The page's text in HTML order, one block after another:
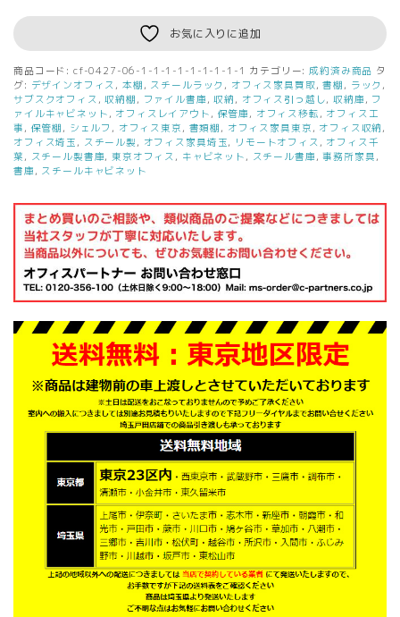
お気に入りに追加
商品コード: cf-0427-06-1-1-1-1-1-1-1-1-1 カテゴリー: 成約済み商品 タ
グ: デザインオフィス , 本棚 , スチールラック , オフィス家具買取,書棚 , ラック ,
サブスクオフィス ,収納棚 , ファイル書庫 ,収納 , オフィス引っ越し,収納庫 , フ
ァイルキャビネット , オフィスレイアウト , 保管庫 , オフィス移転 , オフィス工
事 , 保管棚 , シェルフ , オフィス東京 , 書類棚 , オフィス家具東京 , オフィス収納 ,
オフィス埼玉 , スチール製 , オフィス家具埼玉, リモートオフィス , オフィス千
葉 , スチール製書庫,東京オフィス , キャビネット , スチール書庫 ,事務所家具 ,
書庫 , スチールキャビネット